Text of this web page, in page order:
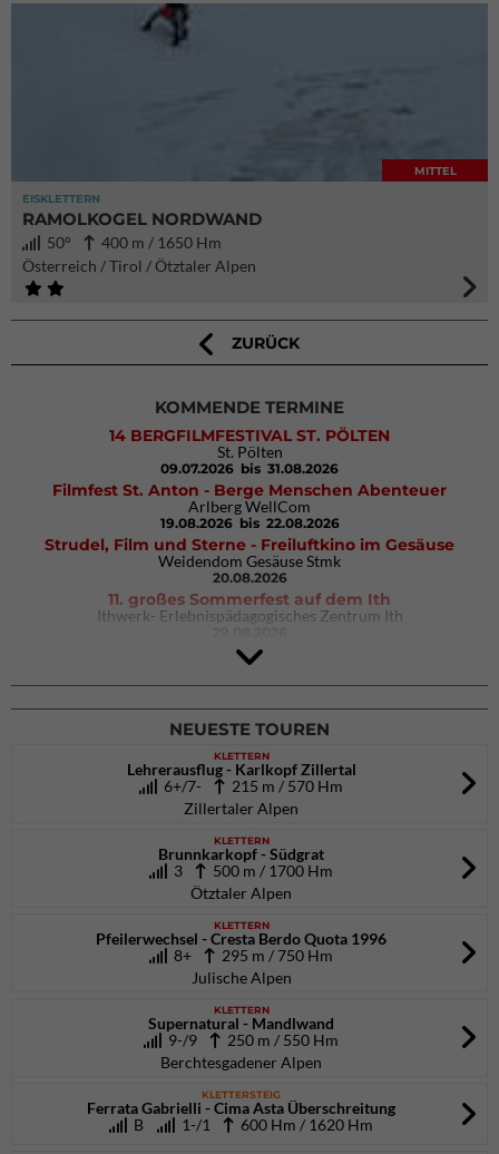
EISKLETTERN
MITTEL
RAMOLKOGEL NORDWAND
50°
400 m / 1650 Hm
Österreich / Tirol / Ötztaler Alpen
ZURÜCK
KOMMENDE TERMINE
14 BERGFILMFESTIVAL ST. PÖLTEN
St. Pölten
09.07.2026 bis 31.08.2026
Filmfest St. Anton - Berge Menschen Abenteuer
Arlberg WellCom
19.08.2026 bis 22.08.2026
Strudel, Film und Sterne - Freiluftkino im Gesäuse
Weidendom Gesäuse Stmk
20.08.2026
11. großes Sommerfest auf dem Ith
Ithwerk- Erlebnispädagogisches Zentrum Ith
4Blocs KIDS 2026
DAV Kletter- & Boulderzentrum München Süd (Thalkirchen)
NEUESTE TOUREN
KLETTERN
Lehrerausflug - Karlkopf Zillertal
6+/7-
215 m / 570 Hm
Zillertaler Alpen
KLETTERN
Brunnkarkopf - Südgrat
3
500 m / 1700 Hm
Ötztaler Alpen
KLETTERN
Pfeilerwechsel - Cresta Berdo Quota 1996
8+
295 m / 750 Hm
Julische Alpen
KLETTERN
Supernatural - Mandlwand
9-/9
250 m / 550 Hm
Berchtesgadener Alpen
KLETTERSTEIG
Ferrata Gabrielli - Cima Asta Überschreitung
B
1-/1 600 Hm / 1620 Hm